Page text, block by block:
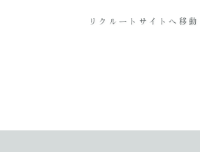
リクルートサイトへ移動